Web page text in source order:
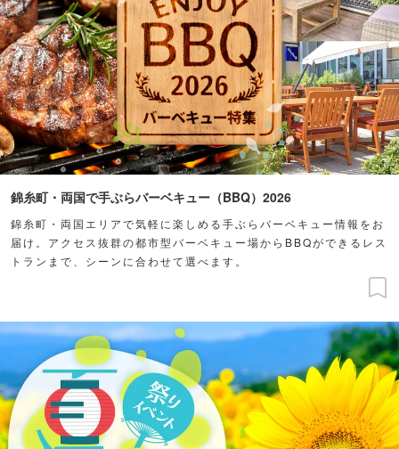
錦糸町・両国で手ぶらバーベキュー（BBQ）2026
錦糸町・両国エリアで気軽に楽しめる手ぶらバーベキュー情報をお
届け。アクセス抜群の都市型バーベキュー場からBBQができるレス
トランまで、シーンに合わせて選べます。